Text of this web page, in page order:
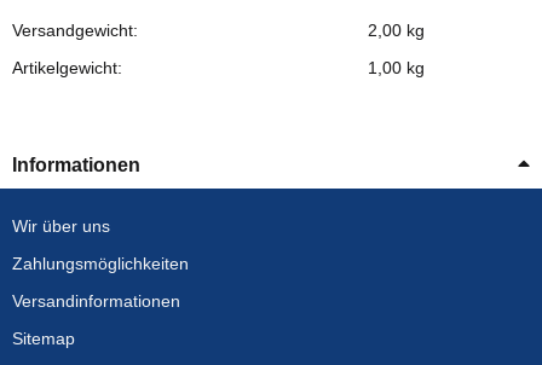
Versandgewicht:
2,00 kg
Artikelgewicht:
1,00 kg
Informationen
Wir über uns
Zahlungsmöglichkeiten
Versandinformationen
Sitemap